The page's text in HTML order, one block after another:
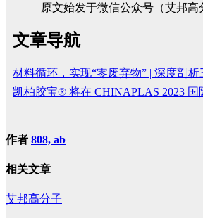
原文始发于微信公众号（艾邦高
文章导航
材料循环，实现“零废弃物” | 深度剖
凯柏胶宝® 将在 CHINAPLAS 2023
作者 808, ab
相关文章
艾邦高分子